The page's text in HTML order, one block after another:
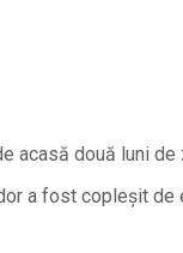
acasă două luni de
a fost copleșit